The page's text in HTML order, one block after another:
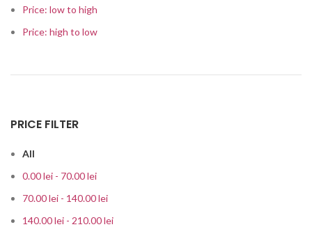
Price: low to high
Price: high to low
PRICE FILTER
All
0.00lei - 70.00lei
70.00lei - 140.00lei
140.00lei - 210.00lei